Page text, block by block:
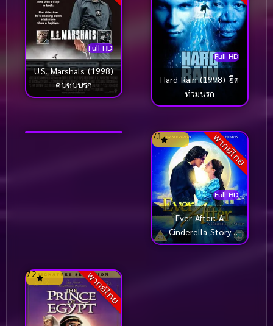
Full HD
U.S. Marshals (1998)
คนชนนรก
Full HD
Hard Rain (1998) อึด
ท่วมนรก
Full HD
8.6ไรอัน ฝ่าสมรภูมินรก
พากย์ไทย
Full HD
7.1
Ever After: A
Cinderella Story
(1998) วัยฝัน ตำนาน
พากย์ไทย
7.2